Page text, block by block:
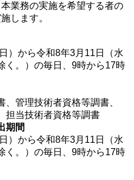
業務の実施を希望する者の
します。
）から令和8年3月11日（水
く。）の毎日、9時から17時
管理技術者資格等調書、
担当技術者資格等調書
期間
）から令和8年3月11日（水
く。）の毎日、9時から17時